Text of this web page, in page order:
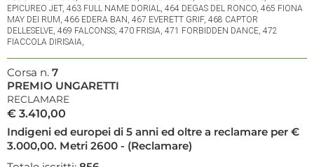
EPICUREO JET, 463 FULL NAME DORIAL, 464 DEGAS DEL RONCO, 465 FIONA
MAY DEI RUM, 466 EDERA BAN, 467 EVERETT GRIF, 468 CAPTOR
DELLESELVE, 469 FALCONSS, 470 FRISIA, 471 FORBIDDEN DANCE, 472
FIACCOLA DIRISAIA,
Corsa n. 7
PREMIO UNGARETTI
RECLAMARE
€ 3.410,00
Indigeni ed europei di 5 anni ed oltre a reclamare per €
3.000,00. Metri 2600 - (Reclamare)